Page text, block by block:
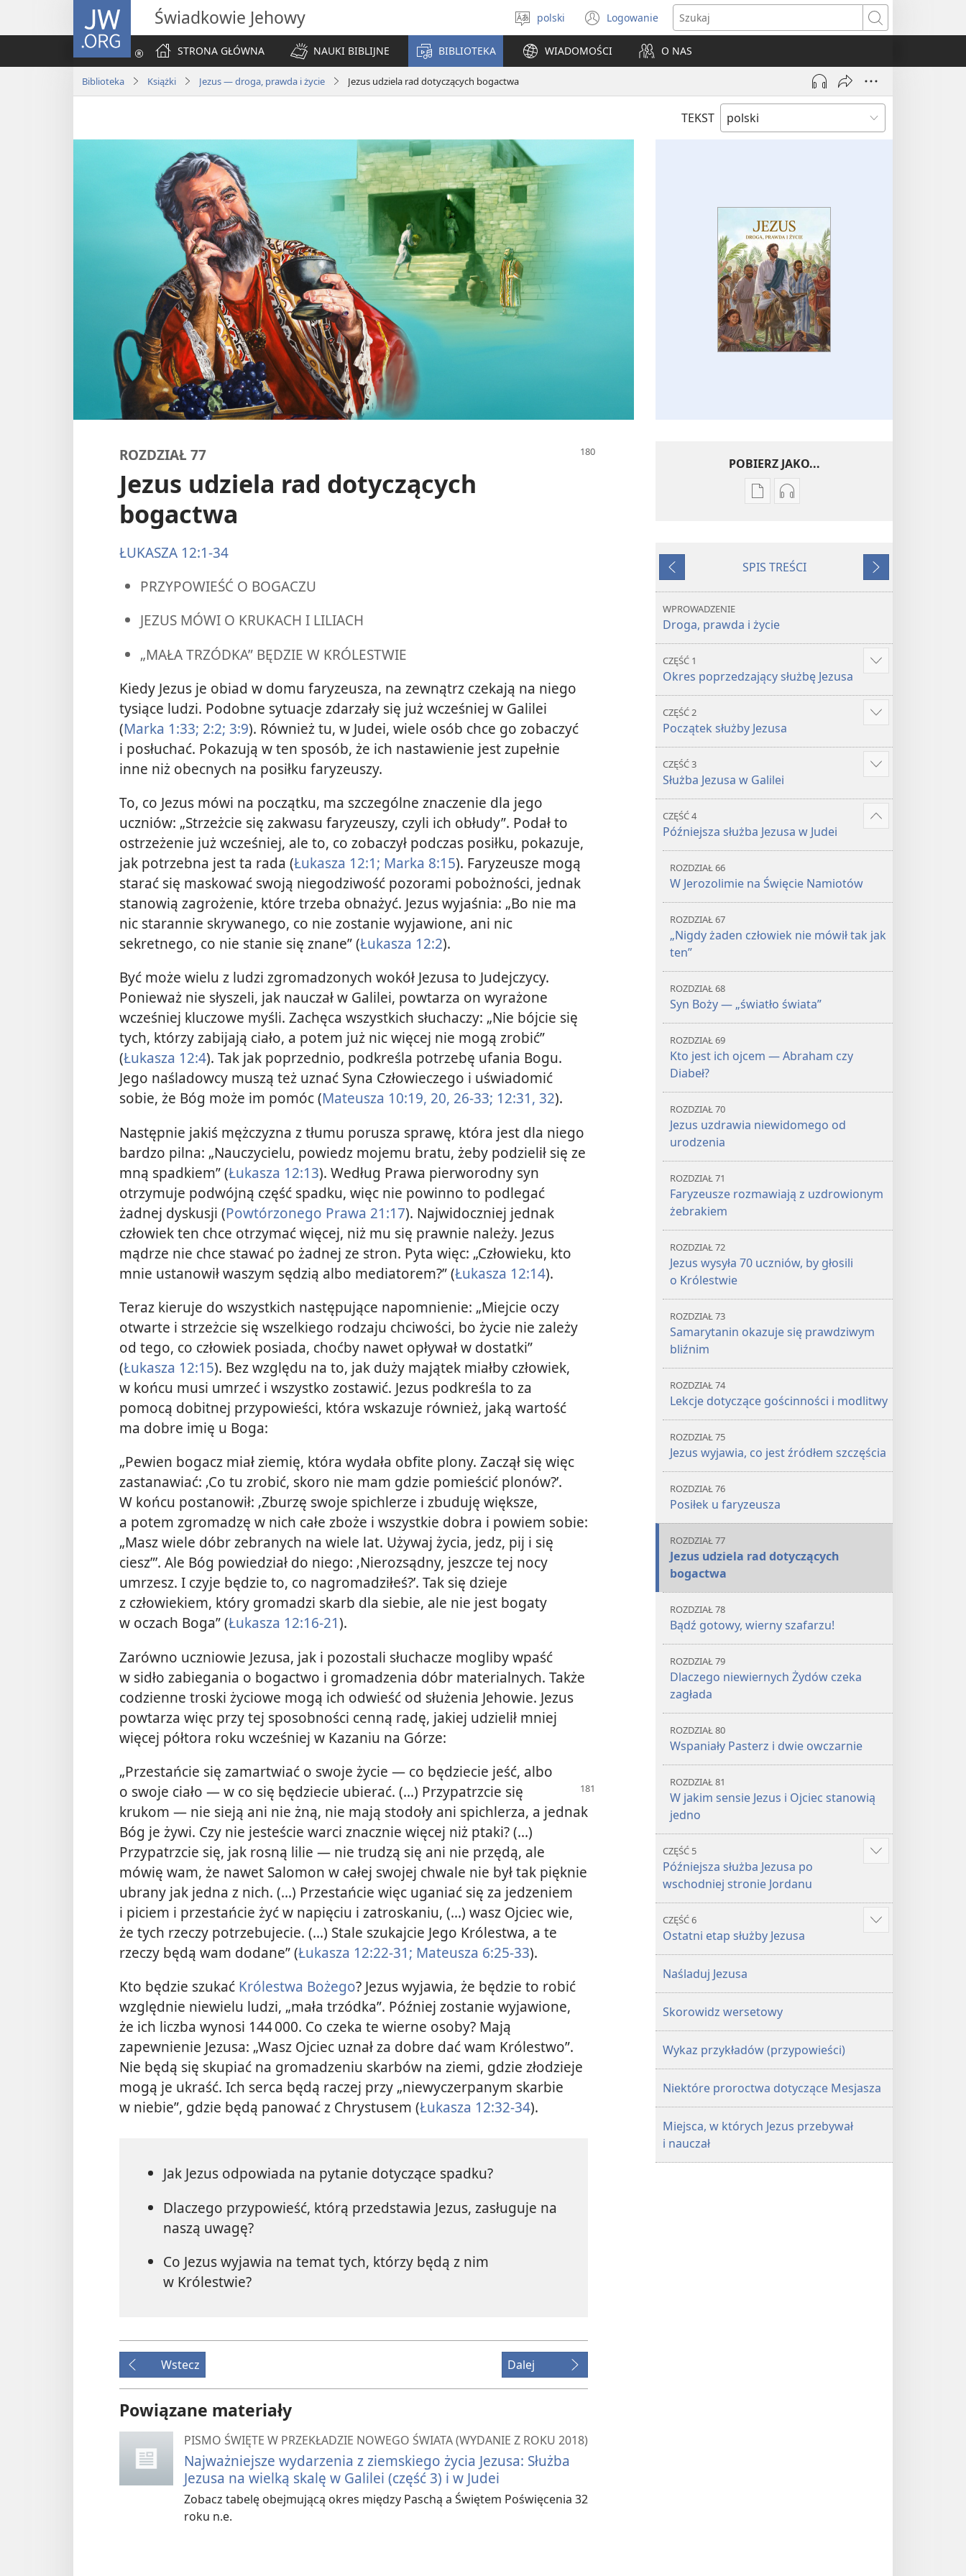
JW.ORG Świadkowie Jehowy
Wybór
języka
polski Logowanie
(opens
new
window)
Szukaj
STRONA GŁÓWNA
NAUKI BIBLIJNE BIBLIOTEKA WIADOMOŚCI O NAS
Biblioteka Książki Jezus — droga, prawda i życie Jezus udziela rad dotyczących bogactwa
TEKST
ROZDZIAŁ 77
Jezus udziela rad dotyczących
bogactwa
ŁUKASZA 12:1-34
PRZYPOWIEŚĆ O BOGACZU
JEZUS MÓWI O KRUKACH I LILIACH
„MAŁA TRZÓDKA” BĘDZIE W KRÓLESTWIE
Kiedy Jezus je obiad w domu faryzeusza, na zewnątrz czekają na niego
tysiące ludzi. Podobne sytuacje zdarzały się już wcześniej w Galilei
(Marka 1:33; 2:2; 3:9). Również tu, w Judei, wiele osób chce go zobaczyć
i posłuchać. Pokazują w ten sposób, że ich nastawienie jest zupełnie
inne niż obecnych na posiłku faryzeuszy.
To, co Jezus mówi na początku, ma szczególne znaczenie dla jego
uczniów: „Strzeżcie się zakwasu faryzeuszy, czyli ich obłudy”. Podał to
ostrzeżenie już wcześniej, ale to, co zobaczył podczas posiłku, pokazuje,
jak potrzebna jest ta rada (Łukasza 12:1; Marka 8:15). Faryzeusze mogą
starać się maskować swoją niegodziwość pozorami pobożności, jednak
stanowią zagrożenie, które trzeba obnażyć. Jezus wyjaśnia: „Bo nie ma
nic starannie skrywanego, co nie zostanie wyjawione, ani nic
sekretnego, co nie stanie się znane” (Łukasza 12:2).
Być może wielu z ludzi zgromadzonych wokół Jezusa to Judejczycy.
Ponieważ nie słyszeli, jak nauczał w Galilei, powtarza on wyrażone
wcześniej kluczowe myśli. Zachęca wszystkich słuchaczy: „Nie bójcie się
tych, którzy zabijają ciało, a potem już nic więcej nie mogą zrobić”
(Łukasza 12:4). Tak jak poprzednio, podkreśla potrzebę ufania Bogu.
Jego naśladowcy muszą też uznać Syna Człowieczego i uświadomić
sobie, że Bóg może im pomóc (Mateusza 10:19, 20, 26-33; 12:31, 32).
Następnie jakiś mężczyzna z tłumu porusza sprawę, która jest dla niego
bardzo pilna: „Nauczycielu, powiedz mojemu bratu, żeby podzielił się ze
mną spadkiem” (Łukasza 12:13). Według Prawa pierworodny syn
otrzymuje podwójną część spadku, więc nie powinno to podlegać
żadnej dyskusji (Powtórzonego Prawa 21:17). Najwidoczniej jednak
człowiek ten chce otrzymać więcej, niż mu się prawnie należy. Jezus
mądrze nie chce stawać po żadnej ze stron. Pyta więc: „Człowieku, kto
mnie ustanowił waszym sędzią albo mediatorem?” (Łukasza 12:14).
Teraz kieruje do wszystkich następujące napomnienie: „Miejcie oczy
otwarte i strzeżcie się wszelkiego rodzaju chciwości, bo życie nie zależy
od tego, co człowiek posiada, choćby nawet opływał w dostatki”
(Łukasza 12:15). Bez względu na to, jak duży majątek miałby człowiek,
w końcu musi umrzeć i wszystko zostawić. Jezus podkreśla to za
pomocą dobitnej przypowieści, która wskazuje również, jaką wartość
ma dobre imię u Boga:
„Pewien bogacz miał ziemię, która wydała obfite plony. Zaczął się więc
zastanawiać: ‚Co tu zrobić, skoro nie mam gdzie pomieścić plonów?’.
W końcu postanowił: ‚Zburzę swoje spichlerze i zbuduję większe,
a potem zgromadzę w nich całe zboże i wszystkie dobra i powiem sobie:
„Masz wiele dóbr zebranych na wiele lat. Używaj życia, jedz, pij i się
ciesz”’. Ale Bóg powiedział do niego: ‚Nierozsądny, jeszcze tej nocy
umrzesz. I czyje będzie to, co nagromadziłeś?’. Tak się dzieje
z człowiekiem, który gromadzi skarb dla siebie, ale nie jest bogaty
w oczach Boga” (Łukasza 12:16-21).
Zarówno uczniowie Jezusa, jak i pozostali słuchacze mogliby wpaść
w sidło zabiegania o bogactwo i gromadzenia dóbr materialnych. Także
codzienne troski życiowe mogą ich odwieść od służenia Jehowie. Jezus
powtarza więc przy tej sposobności cenną radę, jakiej udzielił mniej
więcej półtora roku wcześniej w Kazaniu na Górze:
„Przestańcie się zamartwiać o swoje życie — co będziecie jeść, albo
o swoje ciało — w co się będziecie ubierać. (...) Przypatrzcie się
krukom — nie sieją ani nie żną, nie mają stodoły ani spichlerza, a jednak
Bóg je żywi. Czy nie jesteście warci znacznie więcej niż ptaki? (...)
Przypatrzcie się, jak rosną lilie — nie trudzą się ani nie przędą, ale
mówię wam, że nawet Salomon w całej swojej chwale nie był tak pięknie
ubrany jak jedna z nich. (...) Przestańcie więc uganiać się za jedzeniem
i piciem i przestańcie żyć w napięciu i zatroskaniu, (...) wasz Ojciec wie,
że tych rzeczy potrzebujecie. (...) Stale szukajcie Jego Królestwa, a te
rzeczy będą wam dodane” (Łukasza 12:22-31; Mateusza 6:25-33).
Kto będzie szukać Królestwa Bożego? Jezus wyjawia, że będzie to robić
względnie niewielu ludzi, „mała trzódka”. Później zostanie wyjawione,
że ich liczba wynosi 144 000. Co czeka te wierne osoby? Mają
zapewnienie Jezusa: „Wasz Ojciec uznał za dobre dać wam Królestwo”.
Nie będą się skupiać na gromadzeniu skarbów na ziemi, gdzie złodzieje
mogą je ukraść. Ich serca będą raczej przy „niewyczerpanym skarbie
w niebie”, gdzie będą panować z Chrystusem (Łukasza 12:32-34).
Jak Jezus odpowiada na pytanie dotyczące spadku?
Dlaczego przypowieść, którą przedstawia Jezus, zasługuje na
naszą uwagę?
Co Jezus wyjawia na temat tych, którzy będą z nim
w Królestwie?
Wstecz Dalej
Powiązane materiały
PISMO ŚWIĘTE W PRZEKŁADZIE NOWEGO ŚWIATA (WYDANIE Z ROKU 2018)
Najważniejsze wydarzenia z ziemskiego życia Jezusa: Służba
Jezusa na wielką skalę w Galilei (część 3) i w Judei
Zobacz tabelę obejmującą okres między Paschą a Świętem Poświęcenia 32
roku n.e.
POBIERZ JAKO...
Ustawienia
Jezus
prawda
i życie
Ustawienia
Jezus
Wstecz
SPIS TREŚCI
Dalej
WPROWADZENIE
Droga, prawda i życie
CZĘŚĆ 1
Okres poprzedzający służbę Jezusa
Show
CZĘŚĆ 2
Początek służby Jezusa
Show
CZĘŚĆ 3
Służba Jezusa w Galilei
Show
CZĘŚĆ 4
Późniejsza służba Jezusa w Judei
Show
ROZDZIAŁ 66
W Jerozolimie na Święcie Namiotów
ROZDZIAŁ 67
„Nigdy żaden człowiek nie mówił tak jak
ten”
ROZDZIAŁ 68
Syn Boży — „światło świata”
ROZDZIAŁ 69
Kto jest ich ojcem — Abraham czy
Diabeł?
ROZDZIAŁ 70
Jezus uzdrawia niewidomego od
urodzenia
ROZDZIAŁ 71
Faryzeusze rozmawiają z uzdrowionym
żebrakiem
ROZDZIAŁ 72
Jezus wysyła 70 uczniów, by głosili
o Królestwie
ROZDZIAŁ 73
Samarytanin okazuje się prawdziwym
bliźnim
ROZDZIAŁ 74
Lekcje dotyczące gościnności i modlitwy
ROZDZIAŁ 75
Jezus wyjawia, co jest źródłem szczęścia
ROZDZIAŁ 76
Posiłek u faryzeusza
ROZDZIAŁ 77
Jezus udziela rad dotyczących
bogactwa
ROZDZIAŁ 78
Bądź gotowy, wierny szafarzu!
ROZDZIAŁ 79
Dlaczego niewiernych Żydów czeka
zagłada
ROZDZIAŁ 80
Wspaniały Pasterz i dwie owczarnie
ROZDZIAŁ 81
W jakim sensie Jezus i Ojciec stanowią
jedno
CZĘŚĆ 5
Późniejsza służba Jezusa po
wschodniej stronie Jordanu
Show
CZĘŚĆ 6
Ostatni etap służby Jezusa
Show
Naśladuj Jezusa
Skorowidz wersetowy
Wykaz przykładów (przypowieści)
Niektóre proroctwa dotyczące Mesjasza
Miejsca, w których Jezus przebywał
i nauczał